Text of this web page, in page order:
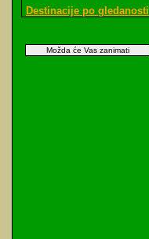
Destinacije po gledanosti
Možda će Vas zanimati